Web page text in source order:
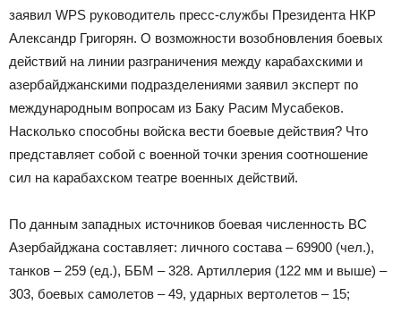
заявил WPS руководитель пресс-службы Президента НКР
Александр Григорян. О возможности возобновления боевых
действий на линии разграничения между карабахскими и
азербайджанскими подразделениями заявил эксперт по
международным вопросам из Баку Расим Мусабеков.
Насколько способны войска вести боевые действия? Что
представляет собой с военной точки зрения соотношение
сил на карабахском театре военных действий.
По данным западных источников боевая численность ВС
Азербайджана составляет: личного состава – 69900 (чел.),
танков – 259 (ед.), ББМ – 328. Артиллерия (122 мм и выше) –
303, боевых самолетов – 49, ударных вертолетов – 15;